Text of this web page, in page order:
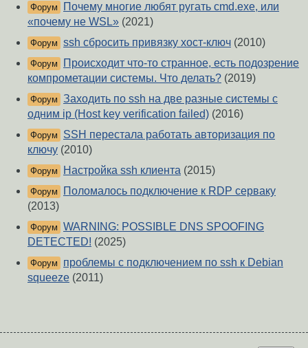
Форум
Почему многие любят ругать cmd.exe, или
«почему не WSL» (2021)
Форум ssh сбросить привязку хост-ключ (2010)
Форум
Происходит что-то странное, есть подозрение
компрометации системы. Что делать? (2019)
Форум Заходить по ssh на две разные системы с
одним ip (Host key verification failed) (2016)
Форум
SSH перестала работать авторизация по
ключу (2010)
Форум Настройка ssh клиента (2015)
Форум
Поломалось подключение к RDP серваку
(2013)
Форум WARNING: POSSIBLE DNS SPOOFING
DETECTED! (2025)
Форум
проблемы c подключением по ssh к Debian
squeeze (2011)